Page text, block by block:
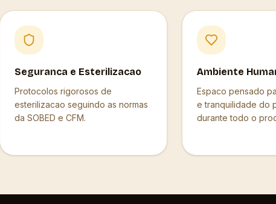
Seguranca e Esterilizacao
Protocolos rigorosos de
esterilizacao seguindo as normas
da SOBED e CFM.
Ambiente
Espaco pensado
e tranquilidade do
durante todo o